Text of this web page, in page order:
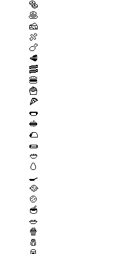
🥯
🥞
🧀
🍖
🍗
🥩
🥓
🍔
🍟
🍕
🌭
🥪
🌮
🌯
🥙
🥚
🍳
🥘
🍲
🥣
🥗
🍿
🧂